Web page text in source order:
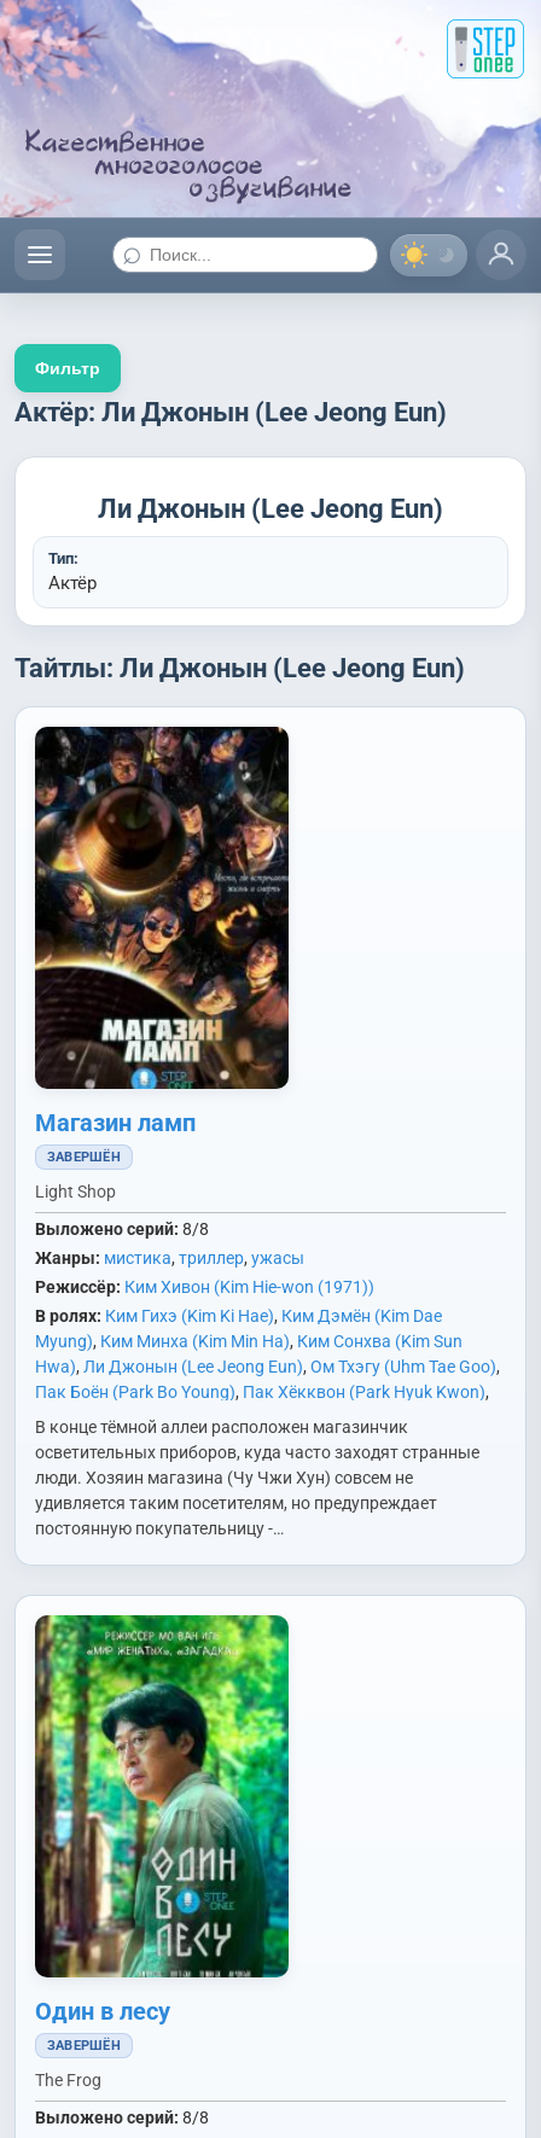
⌕
Актёр: Ли Джонын (Lee Jeong Eun)
Ли Джонын (Lee Jeong Eun)
Тип:
Актёр
Тайтлы: Ли Джонын (Lee Jeong Eun)
Магазин ламп
ЗАВЕРШЁН
Light Shop
Выложено серий: 8/8
Жанры: мистика, триллер, ужасы
Режиссёр: Ким Хивон (Kim Hie-won (1971))
В ролях: Ким Гихэ (Kim Ki Hae), Ким Дэмён (Kim Dae
Myung), Ким Минха (Kim Min Ha), Ким Сонхва (Kim Sun
Hwa), Ли Джонын (Lee Jeong Eun), Ом Тхэгу (Uhm Tae Goo),
Пак Боён (Park Bo Young), Пак Хёкквон (Park Hyuk Kwon),
Пэ Сону (Bae Sung Woo)
Чу Джихун (Joo Ji Hoon)
В конце тёмной аллеи расположен магазинчик
осветительных приборов, куда часто заходят странные
люди. Хозяин магазина (Чу Чжи Хун) совсем не
удивляется таким посетителям, но предупреждает
постоянную покупательницу -…
Один в лесу
ЗАВЕРШЁН
The Frog
Выложено серий: 8/8
Фильтр